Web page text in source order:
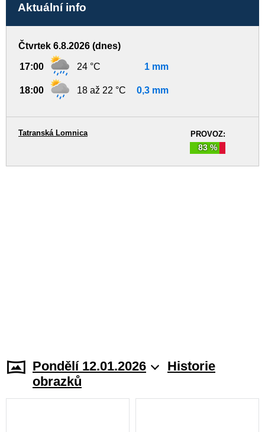
Aktuální info
Čtvrtek 6.8.2026 (dnes)
17:00 24 °C 1 mm
18:00 18 až 22 °C 0,3 mm
PROVOZ:
83 %
Tatranská Lomnica
Pondělí 12.01.2026
Historie
obrazků